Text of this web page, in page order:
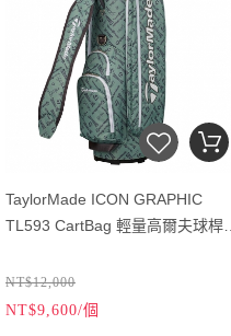
TaylorMade ICON GRAPHIC
TL593 CartBag 輕量高爾夫球桿袋
logo)
NT$12,000
NT$9,600/個